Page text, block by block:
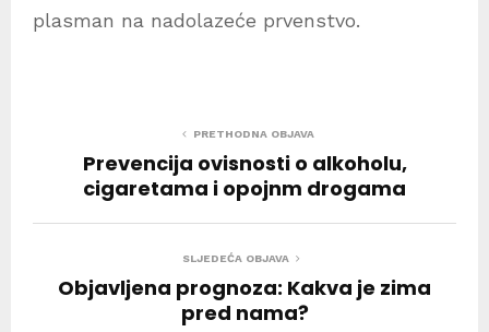
plasman na nadolazeće prvenstvo.
PRETHODNA OBJAVA
Prevencija ovisnosti o alkoholu,
cigaretama i opojnm drogama
SLJEDEĆA OBJAVA
Objavljena prognoza: Kakva je zima
pred nama?